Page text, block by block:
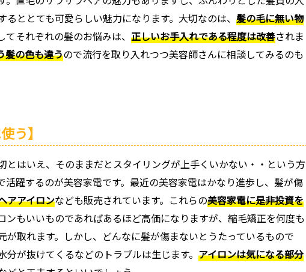
ととても可愛らしい魅力になります。大切なのは、 髪の毛に無い物
てそれぞれの髪のお悩みは、 正しいお手入れである程度は改善されま
髪の色も違うので流行を取り入れつつ美容師さんに相談してみるのも
う】
とはいえ、そのままだとスタイリングが上手くいかない・・という方
活躍するのが美容家電です。最近の美容家電はかなり進歩し、髪が傷
アアイロンなども販売されています。これらの美容家電に是非投資を
ンもいいものであればあるほど高価になりますが、縮毛矯正を何度も
が取れます。しかし、どんなに髪が傷まないとうたっているもので
が抜けてくるなどのトラブルは生じます。 アイロンは気になる部分